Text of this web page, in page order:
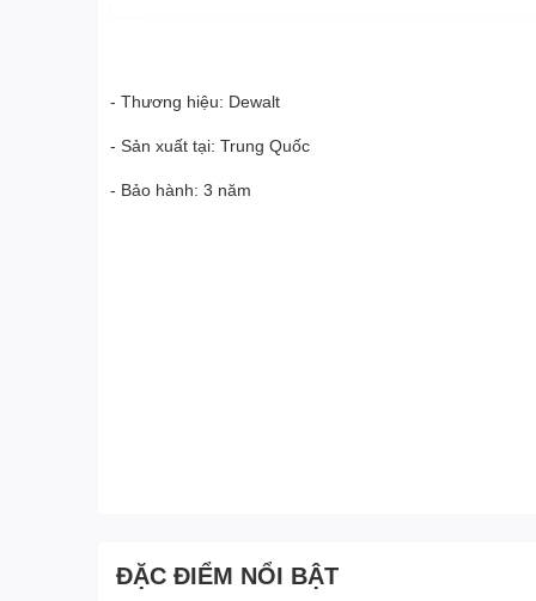
- Thương hiệu: Dewalt
- Sản xuất tại: Trung Quốc
- Bảo hành: 3 năm
ĐẶC ĐIỂM NỔI BẬT